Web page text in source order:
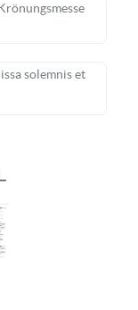
solemnis et